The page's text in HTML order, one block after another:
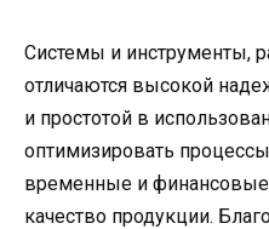
Системы и инструменты,
отличаются высокой
и простотой в
оптимизировать
временные и финансовые
качество продукции.